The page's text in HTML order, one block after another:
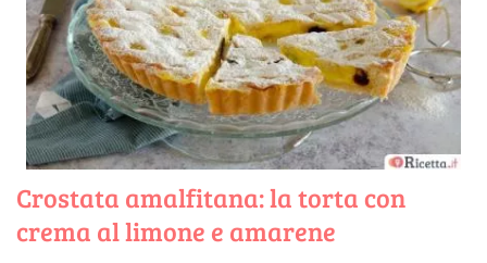
Crostata amalfitana: la torta con
crema al limone e amarene